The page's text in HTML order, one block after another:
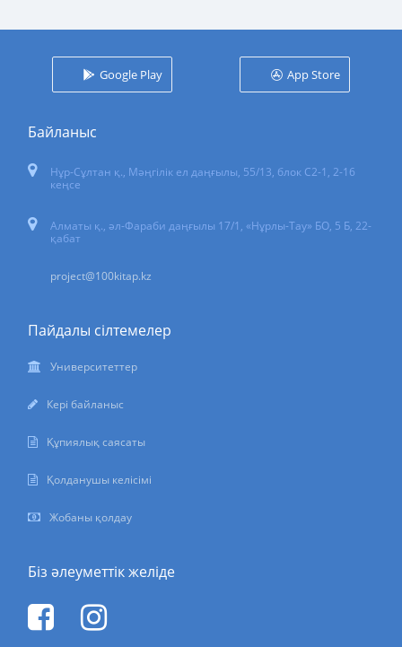
Google Play App Store
Байланыс
Нұр-Сұлтан қ., Мәңгілік ел даңғылы, 55/13, блок С2-1, 2-16
кеңсе
Алматы қ., әл-Фараби даңғылы 17/1, «Нұрлы-Тау» БО, 5 Б, 22-
қабат
project@100kitap.kz
Пайдалы сілтемелер
Университеттер
Кері байланыс
Құпиялық саясаты
Қолданушы келісімі
Жобаны қолдау
Біз әлеуметтік желіде